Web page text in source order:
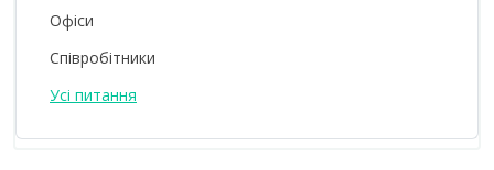
Офіси
Співробітники
Усі питання